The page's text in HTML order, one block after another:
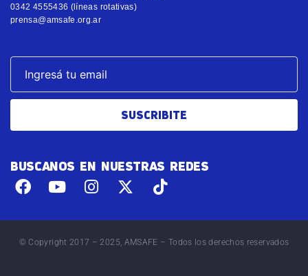
0342 4555436 (líneas rotativas)
prensa@amsafe.org.ar
SUSCRIBITE
BUSCANOS EN NUESTRAS REDES
© Copyright 2017 – 2025, AMSAFE – Todos los derechos reservados